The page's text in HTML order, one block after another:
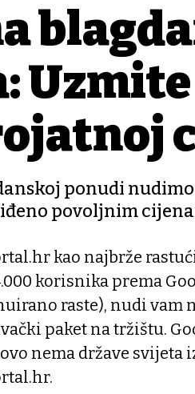
ponudi
povoljnim
kao najbrže
korisnika prema
raste), nudi vam
paket na tržištu.
nema države